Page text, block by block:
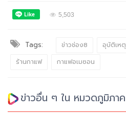
5,503
Tags: ข่าวช่อง8 อุบัติเหตุ
ร้านกาแฟ
กาแฟอเมซอน
ข่าวอื่น ๆ ใน หมวดภูมิภาค